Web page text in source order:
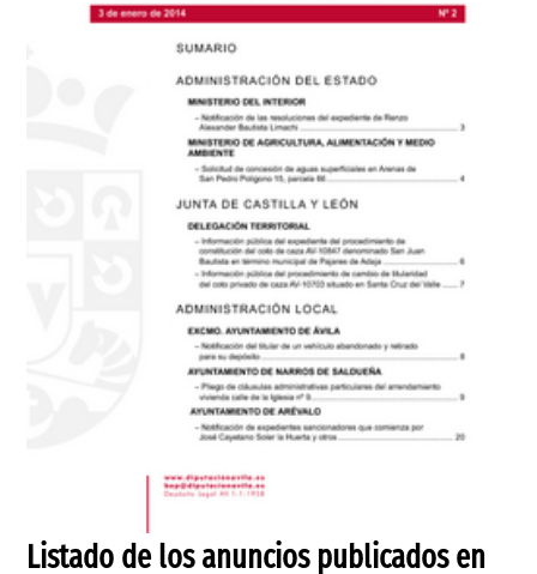
Listado de los anuncios publicados en